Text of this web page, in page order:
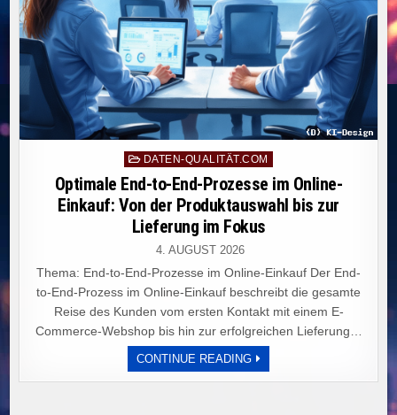
Posted
in
DATEN-QUALITÄT.COM
Optimale End-to-End-Prozesse im Online-
Einkauf: Von der Produktauswahl bis zur
Lieferung im Fokus
4. AUGUST 2026
Thema: End-to-End-Prozesse im Online-Einkauf Der End-
to-End-Prozess im Online-Einkauf beschreibt die gesamte
Reise des Kunden vom ersten Kontakt mit einem E-
Commerce-Webshop bis hin zur erfolgreichen Lieferung…
CONTINUE READINGOPTIMALE
END-
TO-